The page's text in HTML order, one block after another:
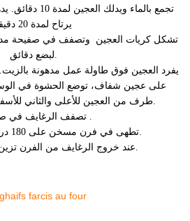
لبضع دقائق.
على عجين شفاف، توضع الحشوة في
طرف من العجين للأعلى والثاني للأسفل لإعطاءه شكل مربع.
- تصفف الرغايف في صفيحة .
- تطهى في فرن مسخن على 180 درجة لمدة 30 دقيقة.
- عند خروج الرغايف من الفرن تزين بالجبن المبشور.